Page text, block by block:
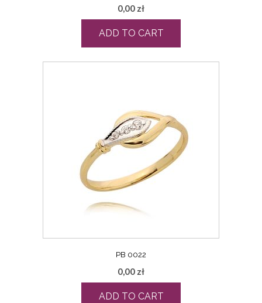
0,00 zł
ADD TO CART
PB 0022
0,00 zł
ADD TO CART